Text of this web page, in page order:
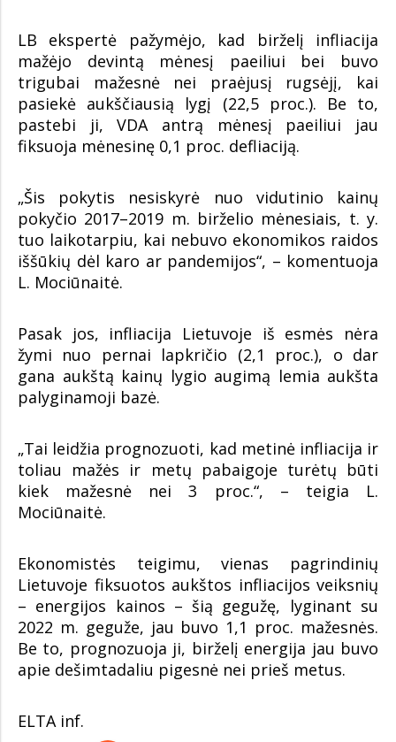
LB ekspertė pažymėjo, kad birželį infliacija
mažėjo devintą mėnesį paeiliui bei buvo
trigubai mažesnė nei praėjusį rugsėjį, kai
pasiekė aukščiausią lygį (22,5 proc.). Be to,
pastebi ji, VDA antrą mėnesį paeiliui jau
fiksuoja mėnesinę 0,1 proc. defliaciją.
„Šis pokytis nesiskyrė nuo vidutinio kainų
pokyčio 2017–2019 m. birželio mėnesiais, t. y.
tuo laikotarpiu, kai nebuvo ekonomikos raidos
iššūkių dėl karo ar pandemijos“, – komentuoja
L. Mociūnaitė.
Pasak jos, infliacija Lietuvoje iš esmės nėra
žymi nuo pernai lapkričio (2,1 proc.), o dar
gana aukštą kainų lygio augimą lemia aukšta
palyginamoji bazė.
„Tai leidžia prognozuoti, kad metinė infliacija ir
toliau mažės ir metų pabaigoje turėtų būti
kiek mažesnė nei 3 proc.“, – teigia L.
Mociūnaitė.
Ekonomistės teigimu, vienas pagrindinių
Lietuvoje fiksuotos aukštos infliacijos veiksnių
– energijos kainos – šią gegužę, lyginant su
2022 m. geguže, jau buvo 1,1 proc. mažesnės.
Be to, prognozuoja ji, birželį energija jau buvo
apie dešimtadaliu pigesnė nei prieš metus.
ELTA inf.